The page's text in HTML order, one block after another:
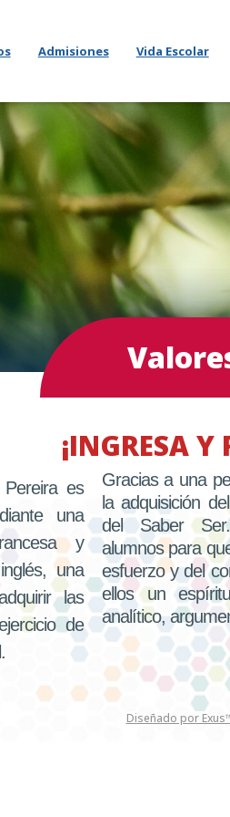
Admisiones Vida Escolar
es
una
y
una
las
de
Gracias a una
la adquisición
del Saber
alumnos para
esfuerzo y del
ellos un
analítico,
Diseñado por
¡INGRESA